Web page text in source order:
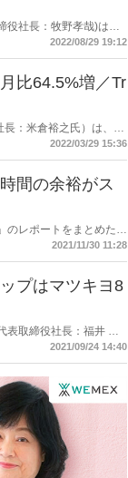
社長：牧野孝哉)は、9
バリーサービス
方への買い物不便を解消
2022/08/29 19:12
比64.5%増／Tr
長：米倉裕之氏）は、同
を発表した。２月は前
2022/03/29 15:36
間の余裕がス
のレポートをまとめた。
いものの、回復の兆しが
2021/11/30 11:28
プはマツキヨ8
表取締役社長：福井 康
長：山下 光雄氏）は、
2021/09/24 14:40